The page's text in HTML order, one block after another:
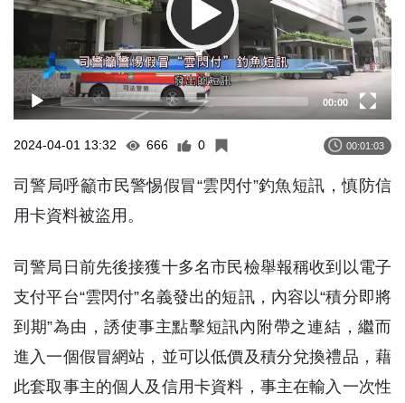
00:00
2024-04-01 13:32 666 0 00:01:03
司警局呼籲市民警惕假冒“雲閃付”釣魚短訊，慎防信
用卡資料被盜用。
司警局日前先後接獲十多名市民檢舉報稱收到以電子
支付平台“雲閃付”名義發出的短訊，內容以“積分即將
到期”為由，誘使事主點擊短訊內附帶之連結，繼而
進入一個假冒網站，並可以低價及積分兌換禮品，藉
此套取事主的個人及信用卡資料，事主在輸入一次性